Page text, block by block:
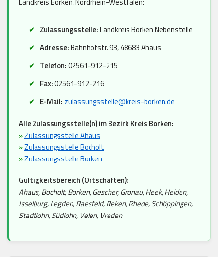
Zulassungsstelle:Landkreis Borken Nebenstelle
Adresse:Bahnhofstr. 93, 48683 Ahaus
Telefon:02561-912-215
Fax:02561-912-216
E-Mail: zulassungsstelle@kreis-borken.de
Alle Zulassungsstelle(n) im Bezirk Kreis Borken:
»Zulassungsstelle Ahaus
»Zulassungsstelle Bocholt
»Zulassungsstelle Borken
Gültigkeitsbereich (Ortschaften):
Ahaus, Bocholt, Borken, Gescher, Gronau, Heek, Heiden,
Isselburg, Legden, Raesfeld, Reken, Rhede, Schöppingen,
Stadtlohn, Südlohn, Velen, Vreden